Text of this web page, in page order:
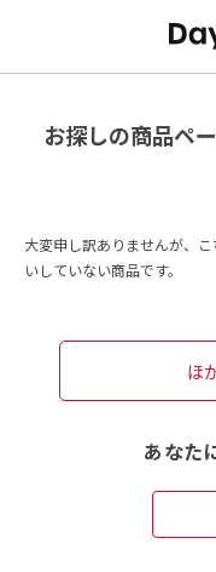
お探しの商品ペ
大変申し訳ありませんが、
いしていない商品です。
ほ
あなた